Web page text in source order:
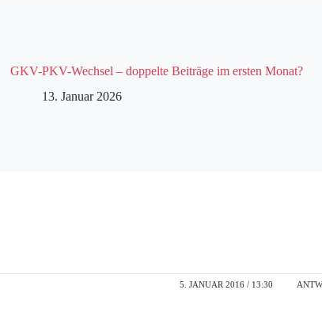
GKV-PKV-Wechsel – doppelte Beiträge im ersten Monat?
13. Januar 2026
5. JANUAR 2016 / 13:30